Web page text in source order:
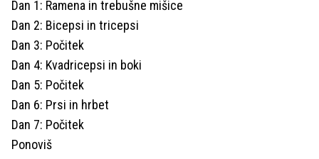
Dan 1: Ramena in trebušne mišice
Dan 2: Bicepsi in tricepsi
Dan 3: Počitek
Dan 4: Kvadricepsi in boki
Dan 5: Počitek
Dan 6: Prsi in hrbet
Dan 7: Počitek
Ponoviš